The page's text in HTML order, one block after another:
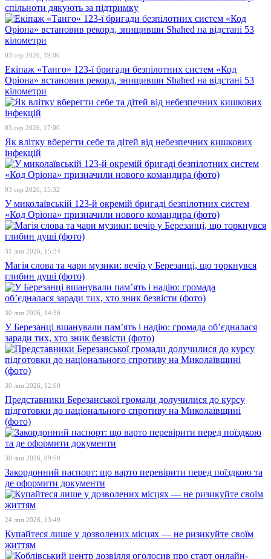
спільноти дякують за підтримку
03 сер 2026, 19:00
Екіпаж «Танго» 123-ї бригади безпілотних систем «Код
Оріона» встановив рекорд, знищивши Shahed на відстані 53
кілометри
03 сер 2026, 17:00
Як влітку вберегти себе та дітей від небезпечних кишкових
інфекцій
03 сер 2026, 15:32
У миколаївській 123-й окремій бригаді безпілотних систем
«Код Оріона» призначили нового командира (фото)
31 лип 2026, 15:34
Магія слова та чари музики: вечір у Березанці, що торкнувся
глибин душі (фото)
30 лип 2026, 14:36
У Березанці вшанували пам’ять і надію: громада об’єдналася
заради тих, хто зник безвісти (фото)
30 лип 2026, 12:00
Представники Березанської громади долучилися до курсу
підготовки до національного спротиву на Миколаївщині
(фото)
30 лип 2026, 09:50
Закордонний паспорт: що варто перевірити перед поїздкою та
де оформити документи
24 лип 2026, 13:49
Купайтеся лише у дозволених місцях — не ризикуйте своїм
життям